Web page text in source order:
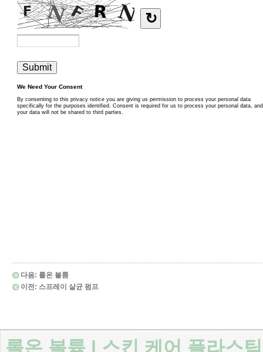
다음: 롤온 볼륨
이전: 스프레이 살균 펌프
롤온 볼륨 | 스킨 케어 플라스